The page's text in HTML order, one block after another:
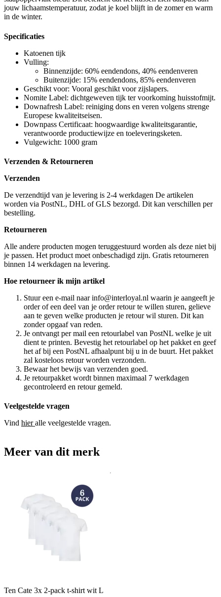
jouw lichaamstemperatuur, zodat je koel blijft in de zomer en warm
in de winter.
Specificaties
Katoenen tijk
Vulling:
Binnenzijde: 60% eendendons, 40% eendenveren
Buitenzijde: 15% eendendons, 85% eendenveren
Geschikt voor: Vooral geschikt voor zijslapers.
Nomite Label: dichtgeweven tijk ter voorkoming huisstofmijt.
Downafresh Label: reiniging dons en veren volgens strenge
Europese kwaliteitseisen.
Downpass Certificaat: hoogwaardige kwaliteitsgarantie,
verantwoorde productiewijze en toeleveringsketen.
Vulgewicht: 1000 gram
Verzenden & Retourneren
Verzenden
De verzendtijd van je levering is 2-4 werkdagen De artikelen
worden via PostNL, DHL of GLS bezorgd. Dit kan verschillen per
bestelling.
Retourneren
Alle andere producten mogen teruggestuurd worden als deze niet bij
je passen. Het product moet onbeschadigd zijn. Gratis retourneren
binnen 14 werkdagen na levering.
Hoe retourneer ik mijn artikel
Stuur een e-mail naar info@interloyal.nl waarin je aangeeft je
order of een deel van je order retour te willen sturen, gelieve
aan te geven welke producten je retour wil sturen. Dit kan
zonder opgaaf van reden.
Je ontvangt per mail een retourlabel van PostNL welke je uit
dient te printen. Bevestig het retourlabel op het pakket en geef
het af bij een PostNL afhaalpunt bij u in de buurt. Het pakket
zal kosteloos retour worden verzonden.
Bewaar het bewijs van verzenden goed.
Je retourpakket wordt binnen maximaal 7 werkdagen
gecontroleerd en retour gemeld.
Veelgestelde vragen
Vind hieralle veelgestelde vragen.
Meer van dit merk
Ten Cate 3x 2-pack t-shirt wit L